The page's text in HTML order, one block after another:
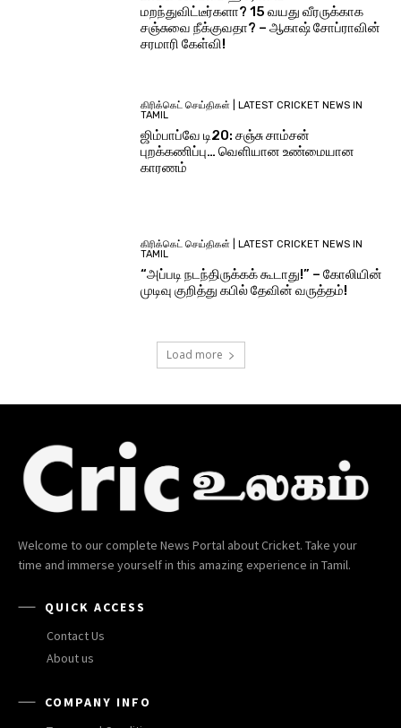
மறந்துவிட்டீர்களா? 15 வயது வீரருக்காக
சஞ்சுவை நீக்குவதா? – ஆகாஷ் சோப்ராவின்
சரமாரி கேள்வி!
கிரிக்கெட் செய்திகள் | LATEST CRICKET NEWS IN
TAMIL
ஜிம்பாப்வே டி20: சஞ்சு சாம்சன்
புறக்கணிப்பு… வெளியான உண்மையான
காரணம்
கிரிக்கெட் செய்திகள் | LATEST CRICKET NEWS IN
TAMIL
“அப்படி நடந்திருக்கக் கூடாது!” – கோலியின்
முடிவு குறித்து கபில் தேவின் வருத்தம்!
Load more
Welcome to our complete News Portal about Cricket. Take your
time and immerse yourself in this amazing experience in Tamil.
QUICK ACCESS
Contact Us
About us
COMPANY INFO